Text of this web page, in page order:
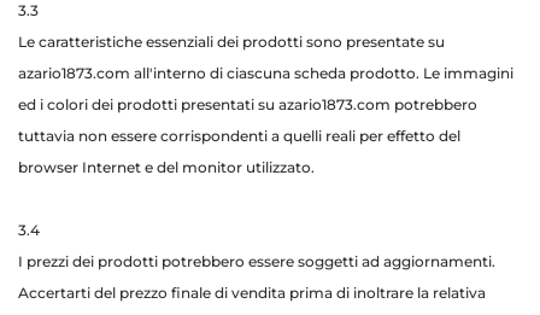
3.3
Le caratteristiche essenziali dei prodotti sono presentate su
azario1873.com all'interno di ciascuna scheda prodotto. Le immagini
ed i colori dei prodotti presentati su azario1873.com potrebbero
tuttavia non essere corrispondenti a quelli reali per effetto del
browser Internet e del monitor utilizzato.
3.4
I prezzi dei prodotti potrebbero essere soggetti ad aggiornamenti.
Accertarti del prezzo finale di vendita prima di inoltrare la relativa